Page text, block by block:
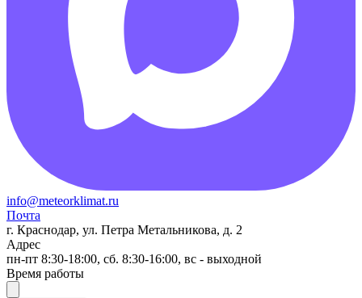
info@meteorklimat.ru
Почта
г. Краснодар, ул. Петра Метальникова, д. 2
Адрес
пн-пт 8:30-18:00, сб. 8:30-16:00, вс - выходной
Время работы